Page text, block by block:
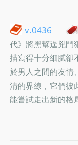
v.0436
代》將黑幫逞兇鬥
描寫得十分細膩卻
於男人之間的友情
清的界線，它們彼
能嘗試走出新的格